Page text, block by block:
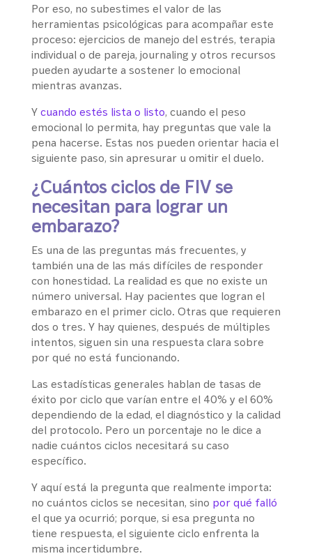
Por eso, no subestimes el valor de las
herramientas psicológicas para acompañar este
proceso: ejercicios de manejo del estrés, terapia
individual o de pareja, journaling y otros recursos
pueden ayudarte a sostener lo emocional
mientras avanzas.
Y cuando estés lista o listo, cuando el peso
emocional lo permita, hay preguntas que vale la
pena hacerse. Estas nos pueden orientar hacia el
siguiente paso, sin apresurar u omitir el duelo.
¿Cuántos ciclos de FIV se
necesitan para lograr un
embarazo?
Es una de las preguntas más frecuentes, y
también una de las más difíciles de responder
con honestidad. La realidad es que no existe un
número universal. Hay pacientes que logran el
embarazo en el primer ciclo. Otras que requieren
dos o tres. Y hay quienes, después de múltiples
intentos, siguen sin una respuesta clara sobre
por qué no está funcionando.
Las estadísticas generales hablan de tasas de
éxito por ciclo que varían entre el 40% y el 60%
dependiendo de la edad, el diagnóstico y la calidad
del protocolo. Pero un porcentaje no le dice a
nadie cuántos ciclos necesitará su caso
específico.
Y aquí está la pregunta que realmente importa:
no cuántos ciclos se necesitan, sino por qué falló
el que ya ocurrió; porque, si esa pregunta no
tiene respuesta, el siguiente ciclo enfrenta la
misma incertidumbre.